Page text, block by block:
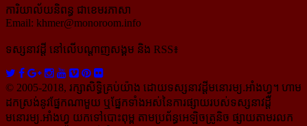
ការិយាល័យនិពន្ធ ជាខេមរភាសា
Email: khmer@monoroom.info
ទស្សនាវដ្ដី​ នៅលើបណ្ដាញសង្គម និង RSS៖
© 2005-2018, រក្សាសិទ្ធិគ្រប់យ៉ាង ដោយទស្សនាវដ្ដី​មនោរម្យ.អាំងហ្វូ។ ហាម​
ដក​ស្រង់​នូវ​ផ្នែក​ណា​មួយ​ ឬ​ផ្នែក​ទាំង​អស់​នៃ​ការ​ផ្សាយ​របស់​ទស្សនាវដ្ដី​​
មនោរម្យ.អាំងហ្វូ យក​ទៅ​​បោះពុម្ព តាម​ប្រព័ន្ធ​អេឡិច​ត្រូនិច ផ្សាយ​តាម​រលក​